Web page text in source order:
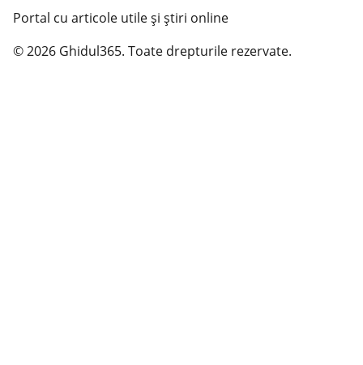
Portal cu articole utile și știri online
© 2026 Ghidul365. Toate drepturile rezervate.